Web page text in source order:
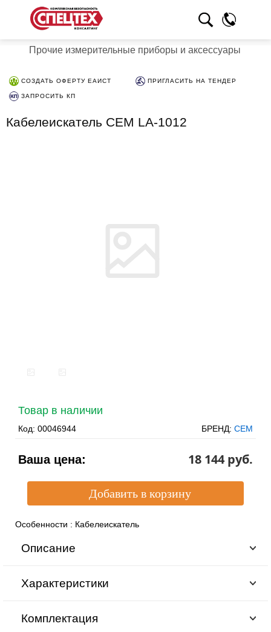
Прочие измерительные приборы и аксессуары
СОЗДАТЬ ОФЕРТУ ЕАИСТ ПРИГЛАСИТЬ НА ТЕНДЕР
ЗАПРОСИТЬ КП
Кабелеискатель CEM LA-1012
Товар в наличии
Код: 00046944 БРЕНД: CEM
Ваша цена: 18 144 pуб.
Особенности : Кабелеискатель
Описание
Характеристики
Комплектация